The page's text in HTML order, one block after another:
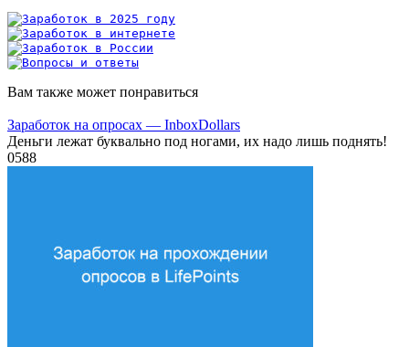
Вам также может понравиться
Заработок на опросах — InboxDollars
Деньги лежат буквально под ногами, их надо лишь поднять!
0588